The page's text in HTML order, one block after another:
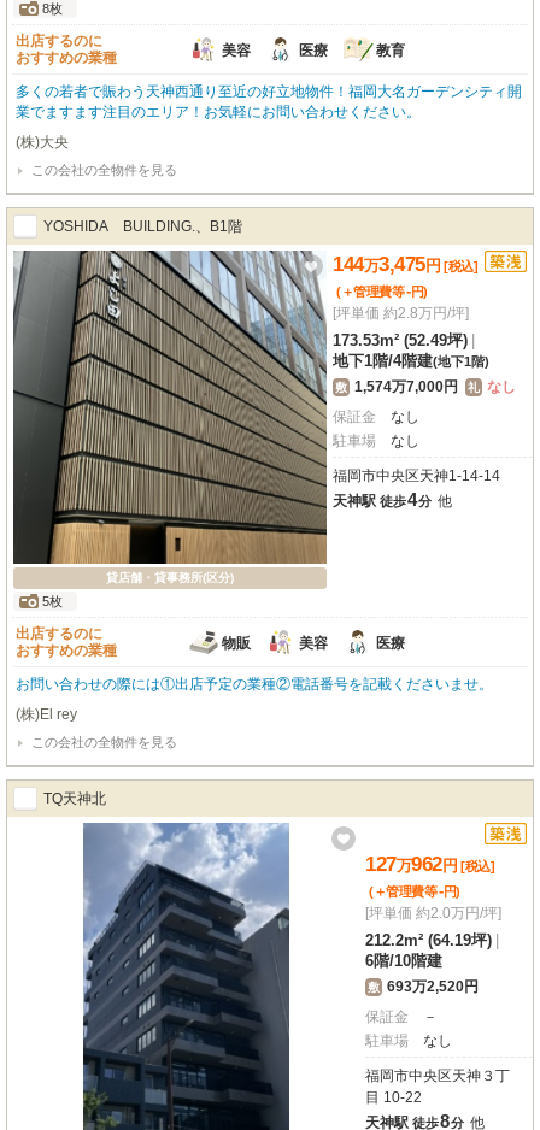
8枚
出店するのに
おすすめの業種
美容 医療 教育
多くの若者で賑わう天神西通り至近の好立地物件！福岡大名ガーデンシティ開
業でますます注目のエリア！お気軽にお問い合わせください。
(株)大央
この会社の全物件を見る
YOSHIDA BUILDING.、B1階
貸店舗・貸事務所(区分)
5枚
144万3,475円 [税込]
(＋管理費等-円)
[坪単価 約2.8万円/坪]
173.53m² (52.49坪)
地下1階/4階建(地下1階)
敷 1,574万7,000円 礼 なし
保証金
なし
駐車場
なし
福岡市中央区天神1-14-14
天神駅 徒歩4分 他
出店するのに
おすすめの業種
物販 美容 医療
お問い合わせの際には①出店予定の業種②電話番号を記載くださいませ。
(株)El rey
この会社の全物件を見る
TQ天神北
127万962円 [税込]
(＋管理費等-円)
[坪単価 約2.0万円/坪]
212.2m² (64.19坪)
6階/10階建
敷 693万2,520円
保証金
－
駐車場
なし
福岡市中央区天神３丁
目 10-22
天神駅 徒歩8分 他